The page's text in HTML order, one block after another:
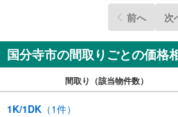
前へ 次
国分寺市の間取りごとの価格
間取り（該当物件数）
1K/1DK （1件）